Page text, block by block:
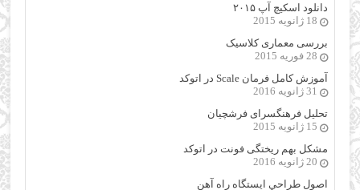
دانلود اسکیچ آپ ۲۰۱۵
18 ژانویه 2015
بررسی معماری کلاسیک
28 فوریه 2015
آموزش کامل فرمان Scale در اتوکد
31 ژانویه 2016
تحلیل فرهنگسرای فرشچیان
15 ژانویه 2015
مشکل بهم ریختگی فونت در اتوکد
20 ژانویه 2016
اصول طراحي ایستگاه راه آهن